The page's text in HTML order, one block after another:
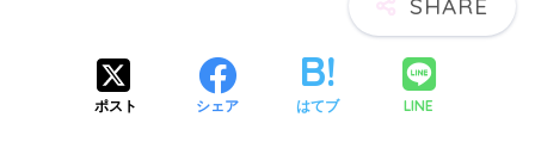
ポスト シェア はてブ LINE